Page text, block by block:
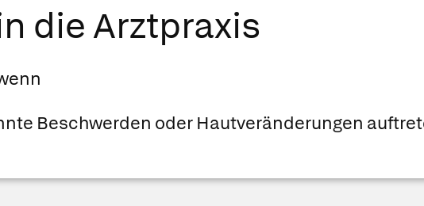
die Arztpraxis
Beschwerden oder Hautveränderungen